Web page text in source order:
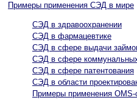
Примеры применения CЭД в мире
СЭД в здравоохранении
СЭД в фармацевтике
CЭД в сфере выдачи
СЭД в сфере
CЭД в сфере патентования
СЭД в области
Примеры применения OMS-